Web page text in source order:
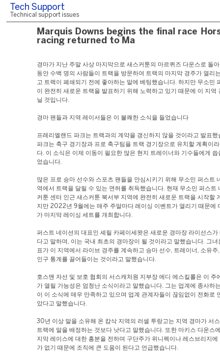
Tech Support
Technical support issues
Marquis Downs begins the final race
racing returned to Ma
경마가 지난 주말 사상 마지막으로 새스커툰의 마르퀴즈 다운스로 돌
동안 수백 명의 사람들이 트랙을 방문하여 트랙의 마지막 경주가 열리
고 트랙이 폐쇄되기 전에 좋아하는 말에 베팅했습니다. 하지만 무소민
이 완전히 새로운 트랙을 발표하기 위해 노력하고 있기 때문에 이 지역
닐 것입니다.
경마 팬들과 지역 레이서들은 이 불쾌한 소식을 들었습니다
프레리엘랜드 파크는 트랙과의 계약을 갱신하지 않을 것이라고 발표했
파크는 축구 경기장과 프로 축구팀을 트랙 경기장으로 유치할 계획이
다. 이 소식은 이제 이동이 필요한 많은 현지 트레이너와 기수들에게 씁
었습니다.
많은 프로 승마 선수와 스포츠 팬들을 안심시키기 위해 무소민 퍼스트
역에서 트랙을 달릴 수 있는 면허를 취득했습니다. 현재 무소민 퍼스트
커툰 센터 인근 새스커툰 북서부 지역에 완전히 새로운 트랙을 시작할
지만 2022년 9월에는 매주 주말마다 레이싱 이벤트가 열리기 때문에
가 마지막 레이싱 세트를 개최합니다.
퍼스트 네이션의 대표인 셰릴 카페이세왓은 새로운 경마장 라이선스가
다고 말하며, 이는 국내 최초의 경마장이 될 것이라고 말했습니다. 그녀
표가 이 지역에서 라이브 경주를 계속하고 승마 선수, 트레이너, 소유주
인구 통계를 끌어들이는 것이라고 말했습니다.
호스맨 자선 및 보호 협회의 서스캐처원 지부장 에디 에스킬롤은 이 주
가 열릴 가능성은 엄청난 소식이라고 말했습니다. 그는 업계에 종사하
이 이 소식에 매우 만족하고 있으며 업계 관계자들이 끊임없이 전화로
았다고 말했습니다.
30년 이상 말을 소유해 온 캄삭 지역의 러셀 투랑고는 지역 경마가 서
트랙에 말을 배정하는 것보다 낫다고 말했습니다. 또한 마키스 다운스
지막 레이스에 대한 흥분을 전하며 구단주가 위니펙이나 레스브리지에
가 없기 때문에 조직에 큰 도움이 된다고 언급했습니다.